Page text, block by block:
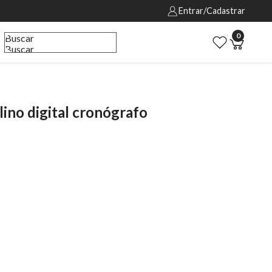
Entrar/Cadastrar
Buscar
Buscar
0
digital cronógrafo